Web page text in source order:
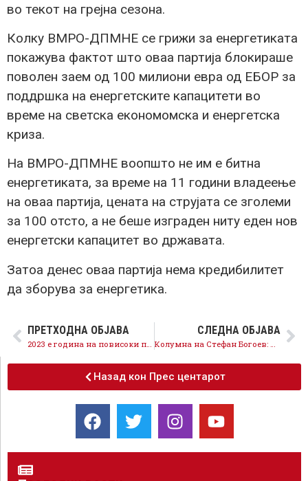
во текот на грејна сезона.
Колку ВМРО-ДПМНЕ се грижи за енергетиката
покажува фактот што оваа партија блокираше
поволен заем од 100 милиони евра од ЕБОР за
поддршка на енергетските капацитети во
време на светска економомска и енергетска
криза.
На ВМРО-ДПМНЕ воопшто не им е битна
енергетиката, за време на 11 години владеење
на оваа партија, цената на струјата се зголеми
за 100 отсто, а не беше изграден ниту еден нов
енергетски капацитет во државата.
Затоа денес оваа партија нема кредибилитет
да зборува за енергетика.
ПРЕТХОДНА ОБЈАВА
2023 е година на повисоки плати и пензии и забрзан еконоски раст
СЛЕДНА ОБЈАВА
Колумна на Стефан Богоев: Десно кроше од “левицата”
Назад кон Прес центарот